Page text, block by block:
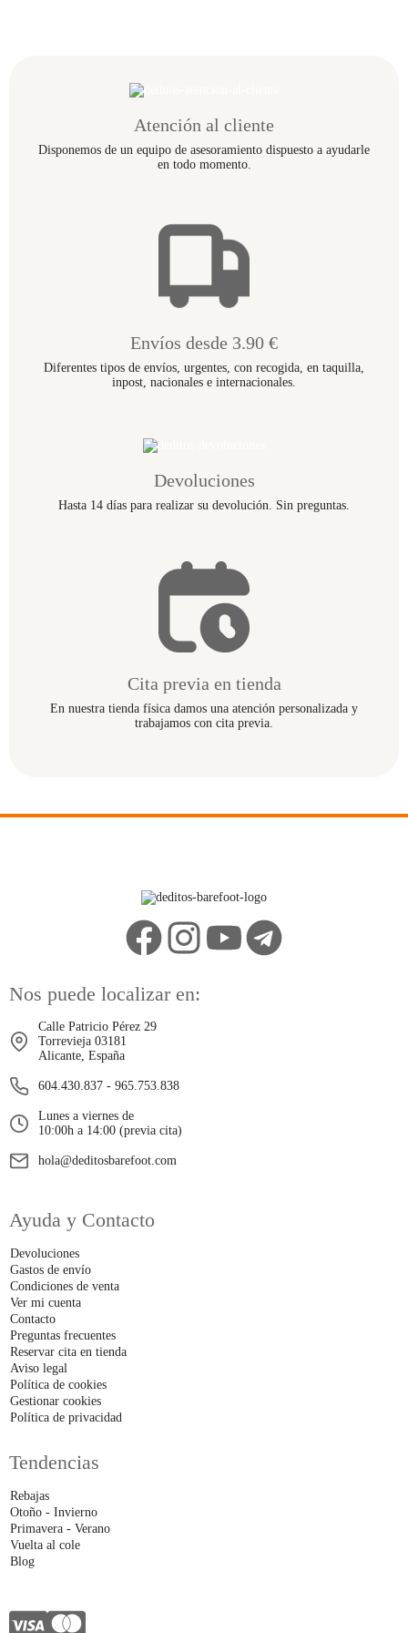
Atención al cliente
Disponemos de un equipo de asesoramiento dispuesto a ayudarle
en todo momento.
Envíos desde 3.90 €
Diferentes tipos de envíos, urgentes, con recogida, en taquilla,
inpost, nacionales e internacionales.
Devoluciones
Hasta 14 días para realizar su devolución. Sin preguntas.
Cita previa en tienda
En nuestra tienda física damos una atención personalizada y
trabajamos con cita previa.
Nos puede localizar en:
Calle Patricio Pérez 29
Torrevieja 03181
Alicante, España
604.430.837 - 965.753.838
Lunes a viernes de
10:00h a 14:00 (previa cita)
hola@deditosbarefoot.com
Ayuda y Contacto
Devoluciones
Gastos de envío
Condiciones de venta
Ver mi cuenta
Contacto
Preguntas frecuentes
Reservar cita en tienda
Aviso legal
Política de cookies
Gestionar cookies
Política de privacidad
Tendencias
Rebajas
Otoño - Invierno
Primavera - Verano
Vuelta al cole
Blog